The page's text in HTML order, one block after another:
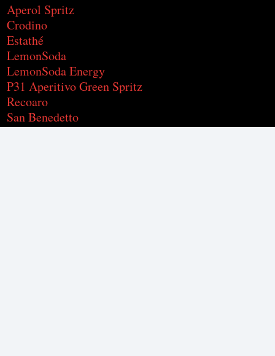
Aperol Spritz
Crodino
Estathé
LemonSoda
LemonSoda Energy
P31 Aperitivo Green Spritz
Recoaro
San Benedetto
Sanpellegrino